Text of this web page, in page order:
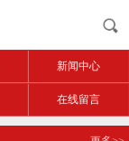
新闻中心
在线留言